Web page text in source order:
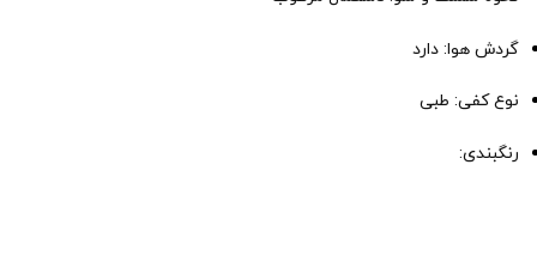
گردش هوا: دارد
نوع کفی: طبی
رنگبندی: